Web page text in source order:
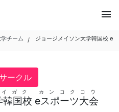
menu
チーム ジョージメイソン大学韓国校 e
ークル
国校 eスポーツ大会
ガク カンコクコウ